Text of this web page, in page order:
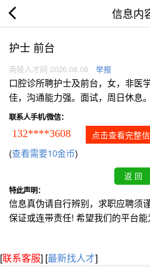
信息内
护士 前台
南陵人才网 2026.08.08 举报
口腔诊所聘护士及前台，女，非医
佳，沟通能力强。面试，周日休息。
联系人手机/微信：
132****3608 点击查看完整
(查看需要10金币)
特此声明：
信息真伪请自行辨别，求职应聘须
保证或连带责任! 希望我们的平台能
[联系客服] [最新找人才]